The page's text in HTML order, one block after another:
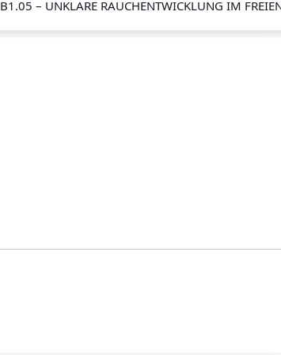
B1.05 – UNKLARE RAUCHENTWICKLUNG IM